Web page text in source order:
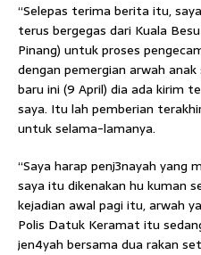
“Selepas terima berita itu,
terus bergegas dari Kuala
Pinang) untuk proses
dengan pemergian arwah
baru ini (9 April) dia ada kirim
saya. Itu lah pemberian
untuk selama-lamanya.
“Saya harap penj3nayah yang
saya itu dikenakan hu kuman
kejadian awal pagi itu, arwah
Polis Datuk Keramat itu
jen4yah bersama dua rakan